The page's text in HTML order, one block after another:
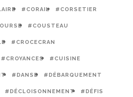
#CORAIL #CORSETIER
#COUSTEAU
#CROCECRAN
#CROYANCES #CUISINE
#DANSE #DÉBARQUEMENT
#DÉCLOISONNEMENT #DÉFIS